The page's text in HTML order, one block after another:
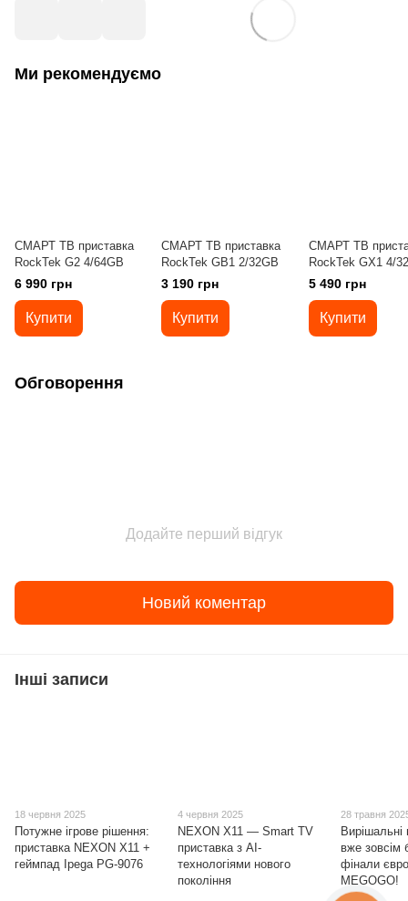
Ми рекомендуємо
СМАРТ ТВ приставка
RockTek G2 4/64GB
6 990 грн
Купити
СМАРТ ТВ приставка
RockTek GB1 2/32GB
3 190 грн
Купити
СМАРТ ТВ
RockTek GX1 4/
5 490 грн
Купити
Обговорення
Додайте перший відгук
Новий коментар
Інші записи
18 червня 2025
Потужне ігрове рішення:
приставка NEXON X11 +
геймпад Ipega PG-9076
4 червня 2025
NEXON X11 — Smart TV
приставка з AI-
технологіями нового
покоління
28 травня
Вирішальні
вже зовсім
фінали
MEGOGO!